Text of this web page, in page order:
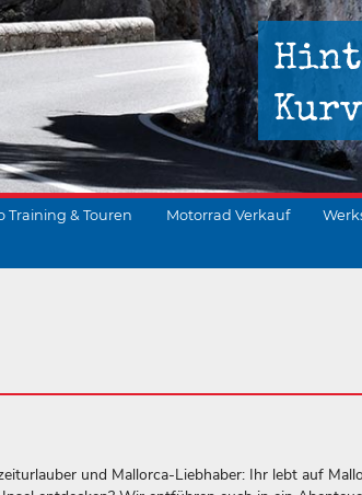
Training & Touren Motorrad Verkauf
und Mallorca-Liebhaber: Ihr lebt auf